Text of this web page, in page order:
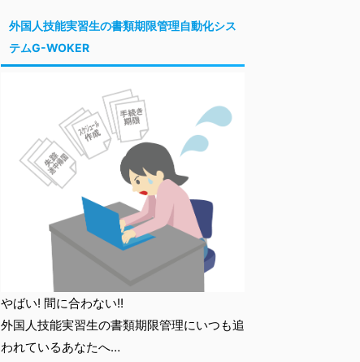
外国人技能実習生の書類期限管理自動化シス
テムG-WOKER
やばい! 間に合わない!!
外国人技能実習生の書類期限管理にいつも追
われているあなたへ…